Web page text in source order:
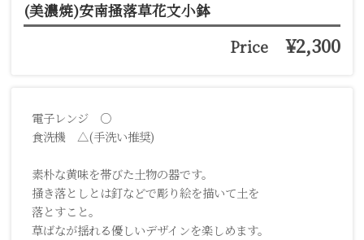
(美濃焼)安南掻落草花文小鉢
Price ¥2,300
電子レンジ ○
食洗機 △(手洗い推奨)
素朴な黄味を帯びた土物の器です。
掻き落としとは釘などで彫り絵を描いて土を
落とすこと。
草ばなが揺れる優しいデザインを楽しめます。